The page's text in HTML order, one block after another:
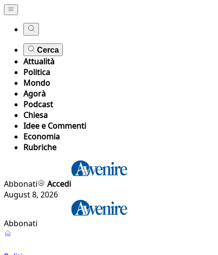
Cerca
Attualità
Politica
Mondo
Agorà
Podcast
Chiesa
Idee e Commenti
Economia
Rubriche
Abbonati
Accedi
August 8, 2026
Abbonati